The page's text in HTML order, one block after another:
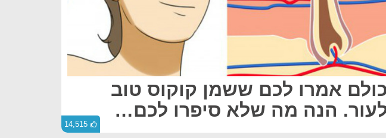
כולם אמרו לכם ששמן קוקוס טוב
הנה מה שלא סיפרו לכם…
14,515